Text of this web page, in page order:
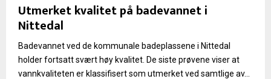
Utmerket kvalitet på badevannet i
Nittedal
Badevannet ved de kommunale badeplassene i Nittedal
holder fortsatt svært høy kvalitet. De siste prøvene viser at
vannkvaliteten er klassifisert som utmerket ved samtlige av...